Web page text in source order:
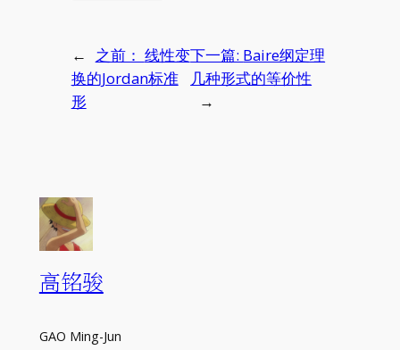
← 之前： 线性变
换的Jordan标准
形
下一篇: Baire纲定理
几种形式的等价性
→
高铭骏
GAO Ming-Jun